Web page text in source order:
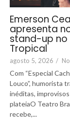
Emerson
apresenta
stand-up no
Tropical
agosto 5, 2026 /
Com “Especial
Louco”, humorista
inéditas,
plateiaO Teatro
recebe,...